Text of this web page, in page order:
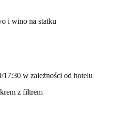
i wino na statku
w zależności od hotelu
z filtrem